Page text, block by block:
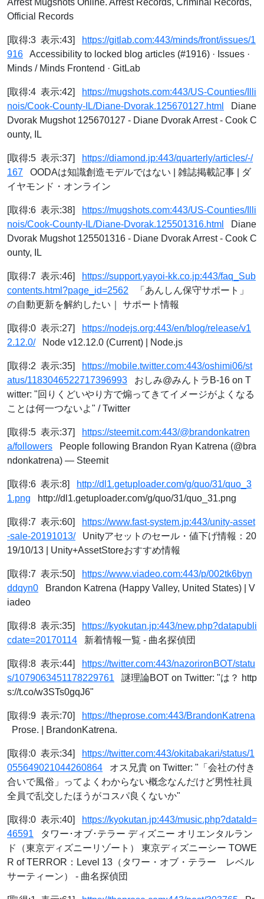
Arrest Mugshots Online. Arrest Records, Criminal Records,
Official Records
[取得:3 表示:43]
https://gitlab.com:443/minds/front/issues/1
916 Accessibility to locked blog articles (#1916) · Issues ·
Minds / Minds Frontend · GitLab
[取得:4 表示:42]
https://mugshots.com:443/US-Counties/Illi
nois/Cook-County-IL/Diane-Dvorak.125670127.html
Diane
Dvorak Mugshot 125670127 - Diane Dvorak Arrest - Cook C
ounty, IL
[取得:5 表示:37]
https://diamond.jp:443/quarterly/articles/-/
167 OODAは知識創造モデルではない | 雑誌掲載記事 | ダ
イヤモンド・オンライン
[取得:6 表示:38]
https://mugshots.com:443/US-Counties/Illi
nois/Cook-County-IL/Diane-Dvorak.125501316.html
Diane
Dvorak Mugshot 125501316 - Diane Dvorak Arrest - Cook C
ounty, IL
[取得:7 表示:46]
https://support.yayoi-kk.co.jp:443/faq_Sub
contents.html?page_id=2562 「あんしん保守サポート」
の自動更新を解約したい｜ サポート情報
[取得:0 表示:27]
https://nodejs.org:443/en/blog/release/v1
2.12.0/Node v12.12.0 (Current) | Node.js
[取得:2 表示:35]
https://mobile.twitter.com:443/oshimi06/st
atus/1183046522717396993 おしみ@みんトラB-16 on T
witter: "回りくどいやり方で煽ってきてイメージがよくなる
ことは何一つないよ" / Twitter
[取得:5 表示:37]
https://steemit.com:443/@brandonkatren
a/followers People following Brandon Ryan Katrena (@bra
ndonkatrena) — Steemit
[取得:6 表示:8]
http://dl1.getuploader.com/g/quo/31/quo_3
1.png http://dl1.getuploader.com/g/quo/31/quo_31.png
[取得:7 表示:60]
https://www.fast-system.jp:443/unity-asset
-sale-20191013/Unityアセットのセール・値下げ情報：20
19/10/13 | Unity+AssetStoreおすすめ情報
[取得:7 表示:50]
https://www.viadeo.com:443/p/002tk6byn
ddqyn0 Brandon Katrena (Happy Valley, United States) | V
iadeo
[取得:8 表示:35]
https://kyokutan.jp:443/new.php?datapubli
cdate=20170114 新着情報一覧 - 曲名探偵団
[取得:8 表示:44]
https://twitter.com:443/nazorironBOT/statu
s/1079063451178229761 謎理論BOT on Twitter: "は？ http
s://t.co/w3STs0gqJ6"
[取得:9 表示:70]
https://theprose.com:443/BrandonKatrena
Prose. | BrandonKatrena.
[取得:0 表示:34]
https://twitter.com:443/okitabakari/status/1
055649021044260864 オス兄貴 on Twitter: "「会社の付き
合いで風俗」ってよくわからない概念なんだけど男性社員
全員で乱交したほうがコスパ良くないか"
[取得:0 表示:40]
https://kyokutan.jp:443/music.php?dataId=
46591 タワー･オブ･テラー ディズニー オリエンタルラン
ド（東京ディズニーリゾート） 東京ディズニーシー TOWE
R of TERROR：Level 13（タワー・オブ・テラー レベル
サーティーン） - 曲名探偵団